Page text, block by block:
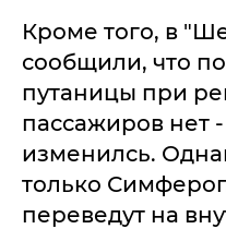
Кроме того, в
сообщили, что
путаницы при
пассажиров нет
изменилсь.
только
переведут на